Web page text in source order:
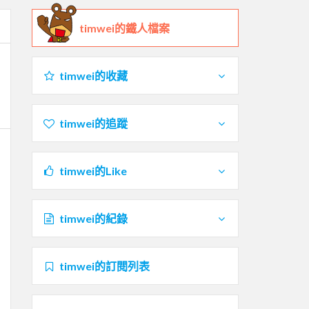
timwei的鐵人檔案
timwei的收藏
timwei的追蹤
timwei的Like
timwei的紀錄
timwei的訂閱列表